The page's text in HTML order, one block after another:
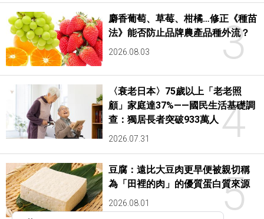
3
麝香葡萄、草莓、柑橘…修正《種苗
法》能否防止品牌農產品種外流？
2026.08.03
4
〈衰老日本〉75歲以上「老老照
顧」家庭達37%——國民生活基礎調
查：獨居長者突破933萬人
2026.07.31
5
豆腐：遠比大豆肉更早便被親切稱
為「田裡的肉」的優質蛋白質來源
2026.08.01